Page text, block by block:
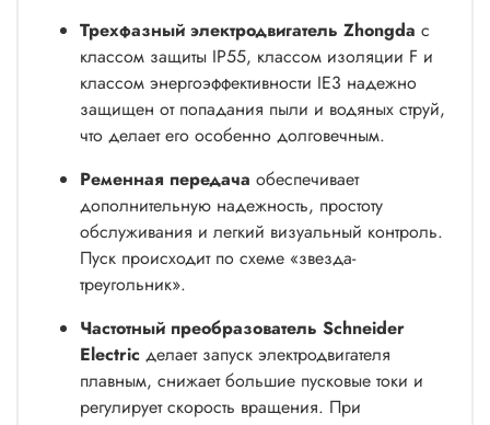
Трехфазный электродвигатель Zhongda с
классом защиты IP55, классом изоляции F и
классом энергоэффективности IE3 надежно
защищен от попадания пыли и водяных струй,
что делает его особенно долговечным.
Ременная передача обеспечивает
дополнительную надежность, простоту
обслуживания и легкий визуальный контроль.
Пуск происходит по схеме «звезда-
треугольник».
Частотный преобразователь Schneider
Electric делает запуск электродвигателя
плавным, снижает большие пусковые токи и
регулирует скорость вращения. При